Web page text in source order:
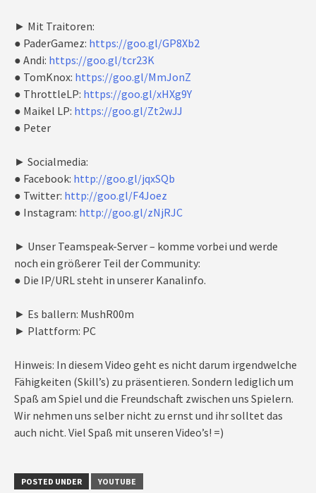
► Mit Traitoren:
● PaderGamez: https://goo.gl/GP8Xb2
● Andi: https://goo.gl/tcr23K
● TomKnox: https://goo.gl/MmJonZ
● ThrottleLP: https://goo.gl/xHXg9Y
● Maikel LP: https://goo.gl/Zt2wJJ
● Peter
► Socialmedia:
● Facebook: http://goo.gl/jqxSQb
● Twitter: http://goo.gl/F4Joez
● Instagram: http://goo.gl/zNjRJC
► Unser Teamspeak-Server – komme vorbei und werde
noch ein größerer Teil der Community:
● Die IP/URL steht in unserer Kanalinfo.
► Es ballern: MushR00m
► Plattform: PC
Hinweis: In diesem Video geht es nicht darum irgendwelche
Fähigkeiten (Skill’s) zu präsentieren. Sondern lediglich um
Spaß am Spiel und die Freundschaft zwischen uns Spielern.
Wir nehmen uns selber nicht zu ernst und ihr solltet das
auch nicht. Viel Spaß mit unseren Video’s! =)
POSTED UNDER YOUTUBE